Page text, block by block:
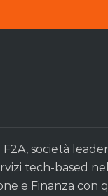
F2A, società
tech-based
e Finanza con